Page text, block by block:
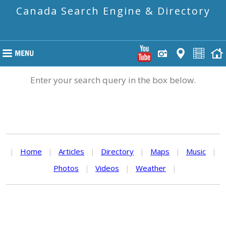
Canada Search Engine & Directory
Enter your search query in the box below.
| Home | Articles | Directory | Maps | Music
|
Photos
| Videos | Weather |